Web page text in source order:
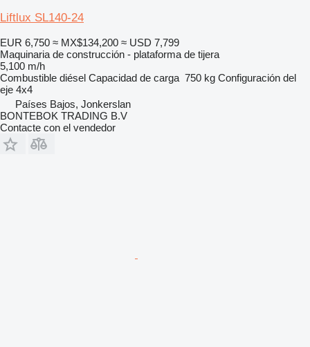
Liftlux SL140-24
EUR 6,750 ≈ MX$134,200 ≈ USD 7,799
Maquinaria de construcción - plataforma de tijera
5,100 m/h
Combustible diésel Capacidad de carga 750 kg Configuración del
eje 4x4
Países Bajos, Jonkerslan
BONTEBOK TRADING B.V
Contacte con el vendedor